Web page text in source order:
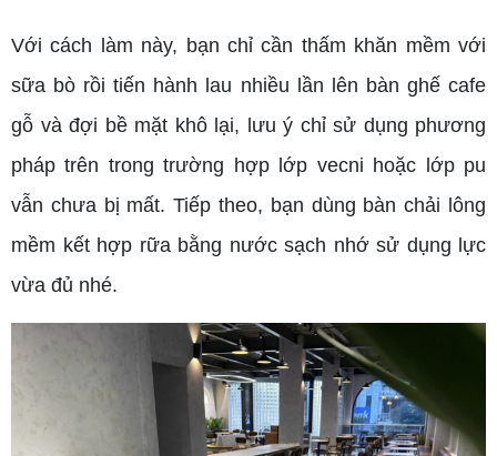
Với cách làm này, bạn chỉ cần thấm khăn mềm với
sữa bò rồi tiến hành lau nhiều lần lên bàn ghế cafe
gỗ và đợi bề mặt khô lại, lưu ý chỉ sử dụng phương
pháp trên trong trường hợp lớp vecni hoặc lớp pu
vẫn chưa bị mất. Tiếp theo, bạn dùng bàn chải lông
mềm kết hợp rữa bằng nước sạch nhớ sử dụng lực
vừa đủ nhé.